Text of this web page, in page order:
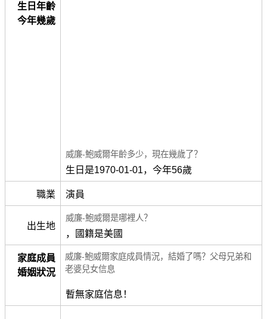
生日年齡
今年幾歲
威廉-鮑威爾年齡多少，現在幾歲了？
生日是1970-01-01，今年56歲
職業 演員
出生地
威廉-鮑威爾是哪裡人？
，國籍是美國
家庭成員
婚姻狀況
威廉-鮑威爾家庭成員情況，結婚了嗎？父母兄弟和
老婆兒女信息
暫無家庭信息！